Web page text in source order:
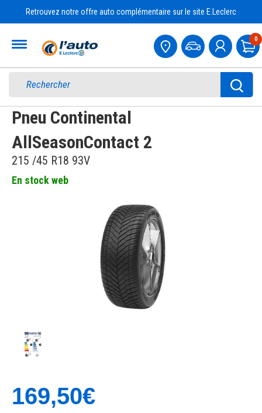
Retrouvez notre offre auto complémentaire sur le site E.Leclerc
0
Pneu Continental
AllSeasonContact 2
215 /45 R18 93V
En stock web
169,50€